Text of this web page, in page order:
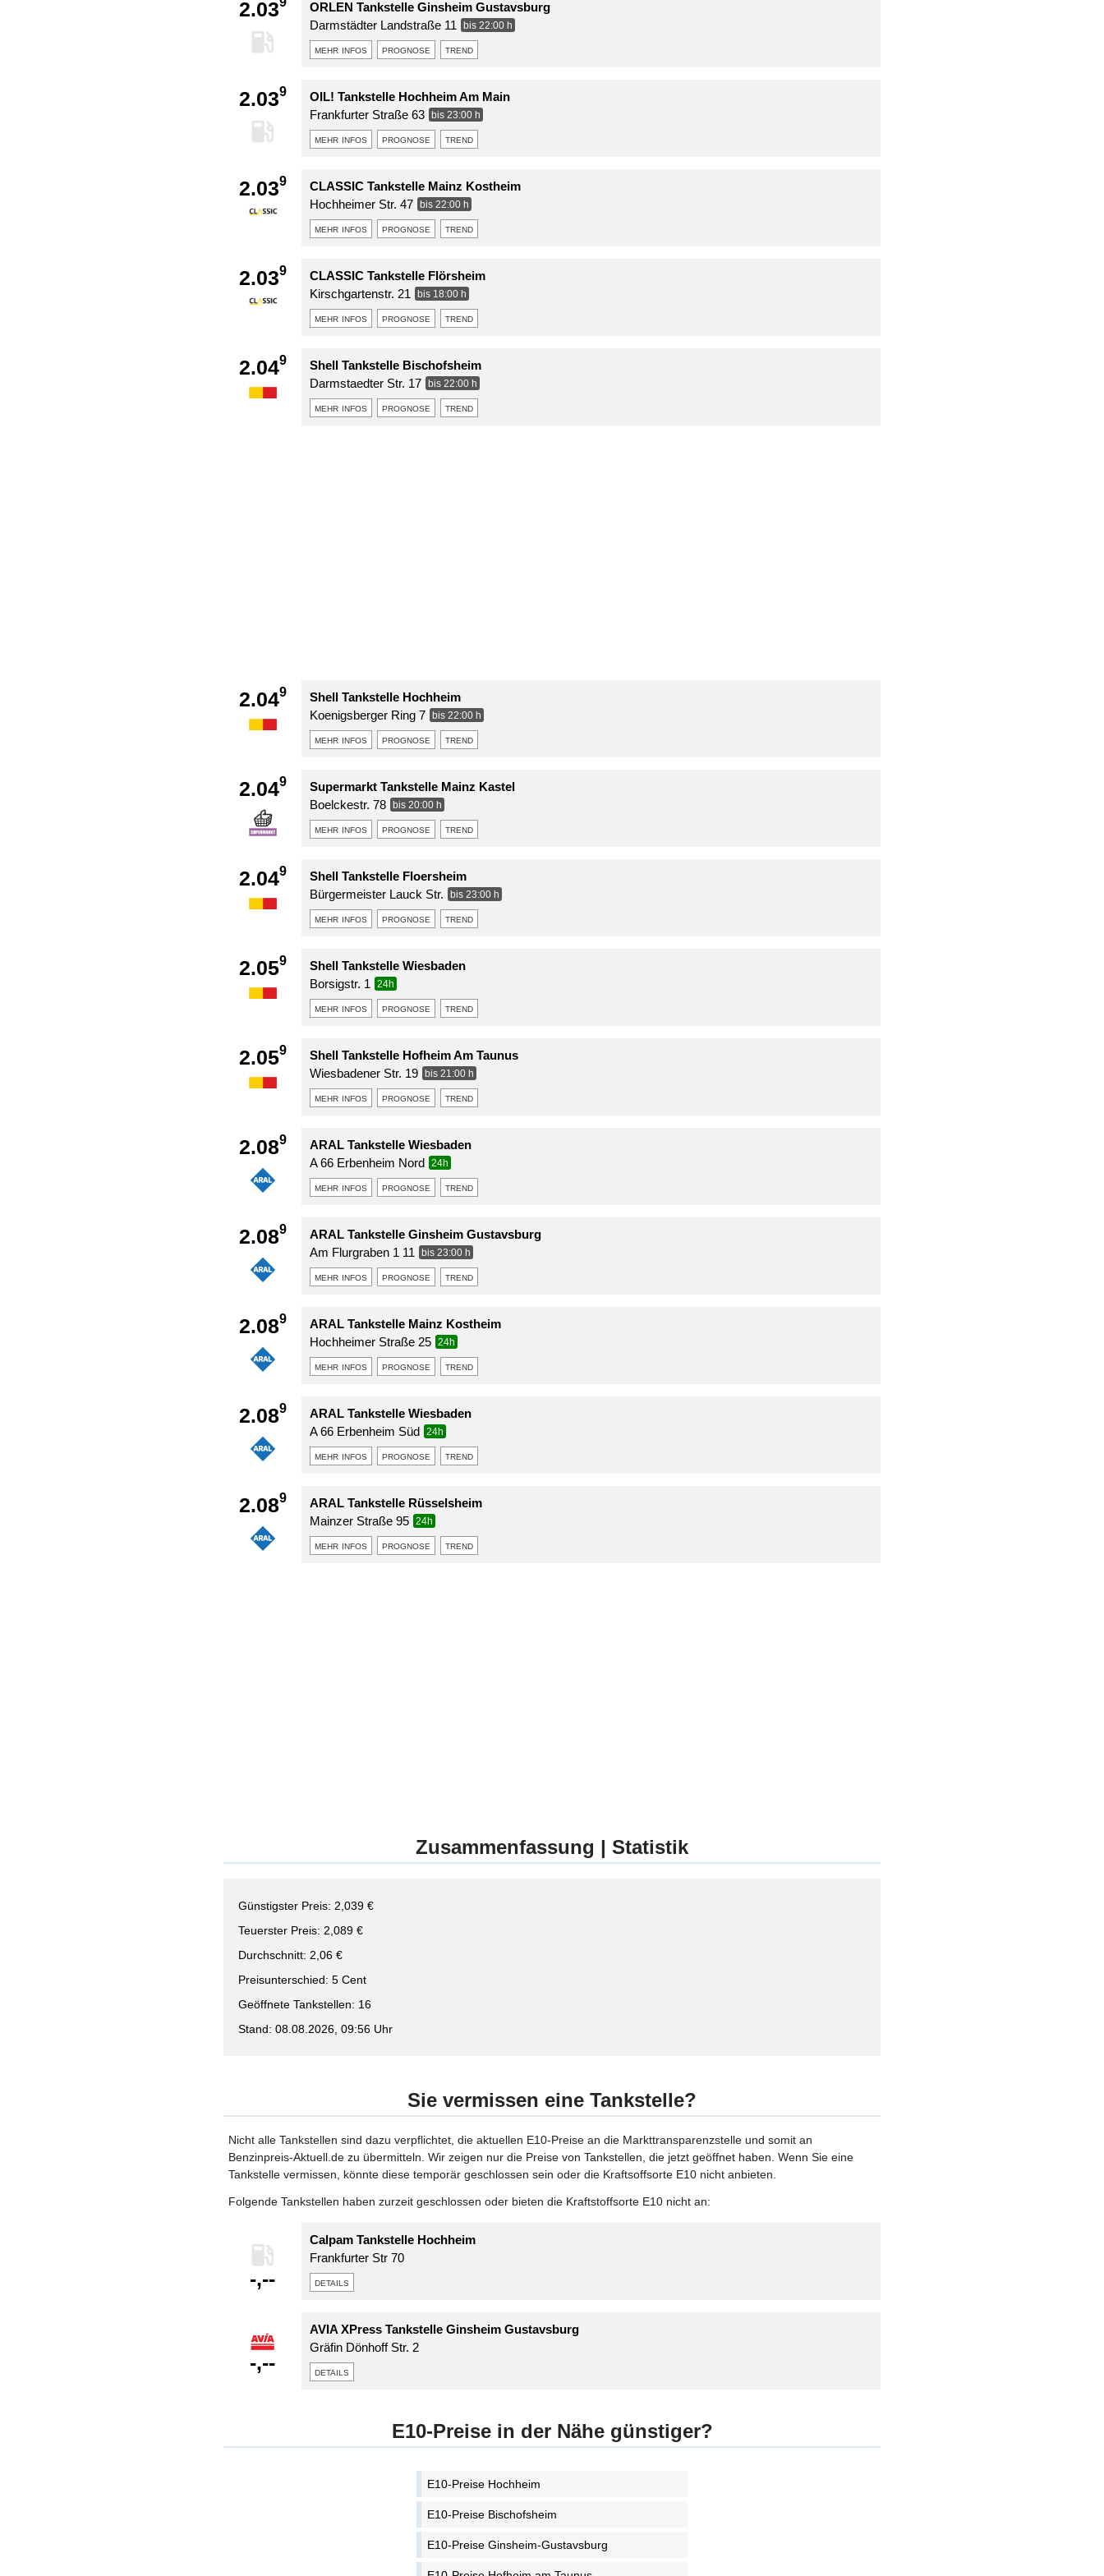
2.03
ORLEN Tankstelle Ginsheim Gustavsburg
Darmstädter Landstraße 11
bis 22:00 h
mehr infos prognose trend
2.039
OIL! Tankstelle Hochheim Am Main
Frankfurter Straße 63
bis 23:00 h
mehr infos prognose trend
2.039
CLASSIC Tankstelle Mainz Kostheim
Hochheimer Str. 47
bis 22:00 h
mehr infos prognose trend
2.039
CLASSIC Tankstelle Flörsheim
Kirschgartenstr. 21
bis 18:00 h
mehr infos prognose trend
2.049
Shell Tankstelle Bischofsheim
Darmstaedter Str. 17
bis 22:00 h
mehr infos prognose trend
2.049
Shell Tankstelle Hochheim
Koenigsberger Ring 7
bis 22:00 h
mehr infos prognose trend
2.049
Supermarkt Tankstelle Mainz Kastel
Boelckestr. 78
bis 20:00 h
mehr infos prognose trend
2.049
Shell Tankstelle Floersheim
Bürgermeister Lauck Str.
bis 23:00 h
mehr infos prognose trend
2.059
Shell Tankstelle Wiesbaden
Borsigstr. 1
24h
mehr infos prognose trend
2.059
Shell Tankstelle Hofheim Am Taunus
Wiesbadener Str. 19
bis 21:00 h
mehr infos prognose trend
2.089
ARAL Tankstelle Wiesbaden
A 66 Erbenheim Nord
24h
mehr infos prognose trend
2.089
ARAL Tankstelle Ginsheim Gustavsburg
Am Flurgraben 1 11
bis 23:00 h
mehr infos prognose trend
2.089
ARAL Tankstelle Mainz Kostheim
Hochheimer Straße 25
24h
mehr infos prognose trend
2.089
ARAL Tankstelle Wiesbaden
A 66 Erbenheim Süd
24h
mehr infos prognose trend
2.089
ARAL Tankstelle Rüsselsheim
Mainzer Straße 95
24h
mehr infos prognose trend
Zusammenfassung | Statistik
Günstigster Preis: 2,039 €
Teuerster Preis: 2,089 €
Durchschnitt: 2,06 €
Preisunterschied: 5 Cent
Geöffnete Tankstellen: 16
Stand: 08.08.2026, 09:56 Uhr
Sie vermissen eine Tankstelle?
Nicht alle Tankstellen sind dazu verpflichtet, die aktuellen E10-Preise an die Markttransparenzstelle und somit an
Benzinpreis-Aktuell.de zu übermitteln. Wir zeigen nur die Preise von Tankstellen, die jetzt geöffnet haben. Wenn Sie eine
Tankstelle vermissen, könnte diese temporär geschlossen sein oder die Kraftsoffsorte E10 nicht anbieten.
Folgende Tankstellen haben zurzeit geschlossen oder bieten die Kraftstoffsorte E10 nicht an:
-,--
Calpam Tankstelle Hochheim
Frankfurter Str 70
details
-,--
AVIA XPress Tankstelle Ginsheim Gustavsburg
Gräfin Dönhoff Str. 2
details
E10-Preise in der Nähe günstiger?
E10-Preise Hochheim
E10-Preise Bischofsheim
E10-Preise Ginsheim-Gustavsburg